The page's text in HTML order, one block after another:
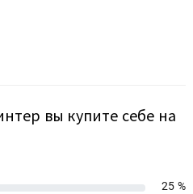
вы купите себе на
25 %